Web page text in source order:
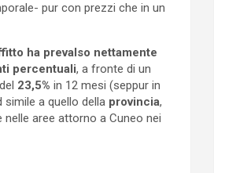
pur con prezzi che in un
ha prevalso nettamente
percentuali, a fronte di un
23,5% in 12 mesi (seppur in
simile a quello della provincia,
nelle aree attorno a Cuneo nei